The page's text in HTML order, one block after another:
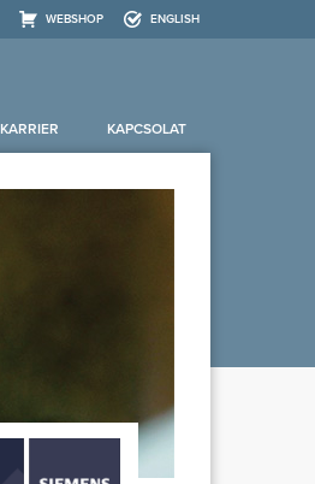
WEBSHOP ENGLISH
KARRIER KAPCSOLAT